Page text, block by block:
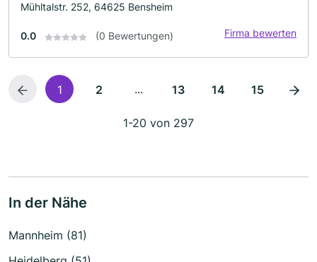
Mühltalstr. 252, 64625 Bensheim
0.0 (0 Bewertungen) Firma bewerten
1 2 ... 13 14 15
1-20 von 297
In der Nähe
Mannheim (81)